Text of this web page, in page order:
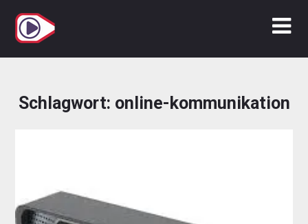
Inhalt
springen
Schlagwort: online-kommunikation